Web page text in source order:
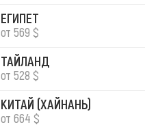
ЕГИПЕТ
от 569 $
ТАЙЛАНД
от 528 $
КИТАЙ (ХАЙНАНЬ)
от 664 $